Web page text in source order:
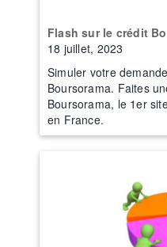
Flash sur le crédit
18 juillet, 2023
Simuler votre
Boursorama. Faites
Boursorama, le 1er
en France.